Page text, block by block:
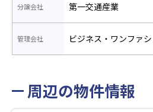
分譲会社 第一交通産業
管理会社 ビジネス・ワンファ
周辺の物件情報